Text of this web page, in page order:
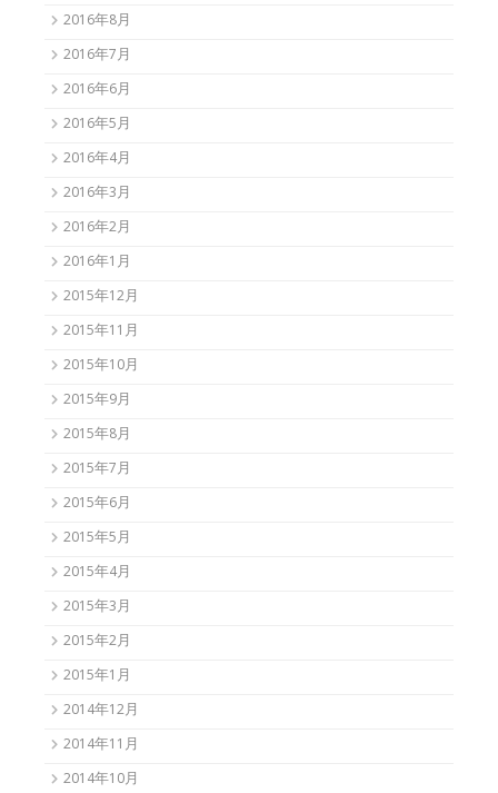
2016年8月
2016年7月
2016年6月
2016年5月
2016年4月
2016年3月
2016年2月
2016年1月
2015年12月
2015年11月
2015年10月
2015年9月
2015年8月
2015年7月
2015年6月
2015年5月
2015年4月
2015年3月
2015年2月
2015年1月
2014年12月
2014年11月
2014年10月